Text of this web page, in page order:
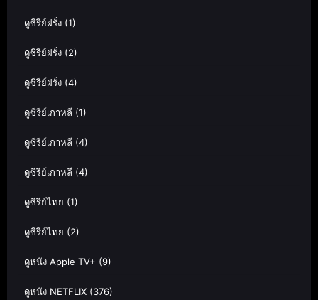
ดูซีรีย์ฝรั่ง (1)
ดูซีรีย์ฝรั่ง (2)
ดูซีรีย์ฝรั่ง (4)
ดูซีรีย์เกาหลี (1)
ดูซีรีย์เกาหลี (4)
ดูซีรีย์เกาหลี (4)
ดูซีรีย์ไทย (1)
ดูซีรีย์ไทย (2)
ดูหนัง Apple TV+ (9)
ดูหนัง NETFLIX (376)